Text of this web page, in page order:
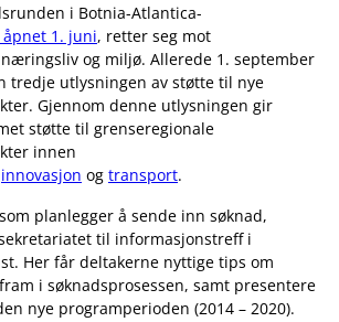
i Botnia-Atlantica-
åpnet 1. juni, retter seg mot
og miljø. Allerede 1. september
tredje utlysningen av støtte til nye
Gjennom denne utlysningen gir
støtte til grenseregionale
innen
innovasjon og transport.
planlegger å sende inn søknad,
til informasjonstreff i
Her får deltakerne nyttige tips om
i søknadsprosessen, samt presentere
nye programperioden (2014 – 2020).